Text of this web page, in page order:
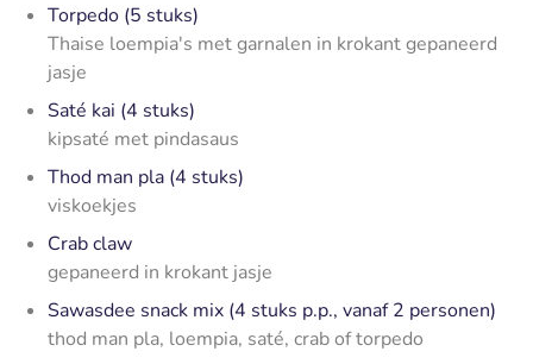
Torpedo (5 stuks)
Thaise loempia's met garnalen in krokant gepaneerd
jasje
Saté kai (4 stuks)
kipsaté met pindasaus
Thod man pla (4 stuks)
viskoekjes
Crab claw
gepaneerd in krokant jasje
Sawasdee snack mix (4 stuks p.p., vanaf 2 personen)
thod man pla, loempia, saté, crab of torpedo